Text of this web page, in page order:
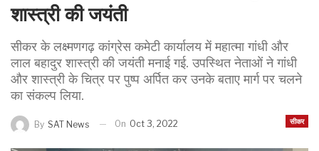
शास्त्री की जयंती
सीकर के लक्ष्मणगढ़ कांग्रेस कमेटी कार्यालय में महात्मा गांधी और
लाल बहादुर शास्त्री की जयंती मनाई गई. उपस्थित नेताओं ने गांधी
और शास्त्री के चित्र पर पुष्प अर्पित कर उनके बताए मार्ग पर चलने
का संकल्प लिया.
सीकर
By SAT News On Oct 3, 2022